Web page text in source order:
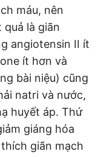
máu, nên
là giãn
angiotensin II ít
ít hơn và
bài niệu) cũng
natri và nước,
huyết áp. Thứ
giáng hóa
giãn mạch